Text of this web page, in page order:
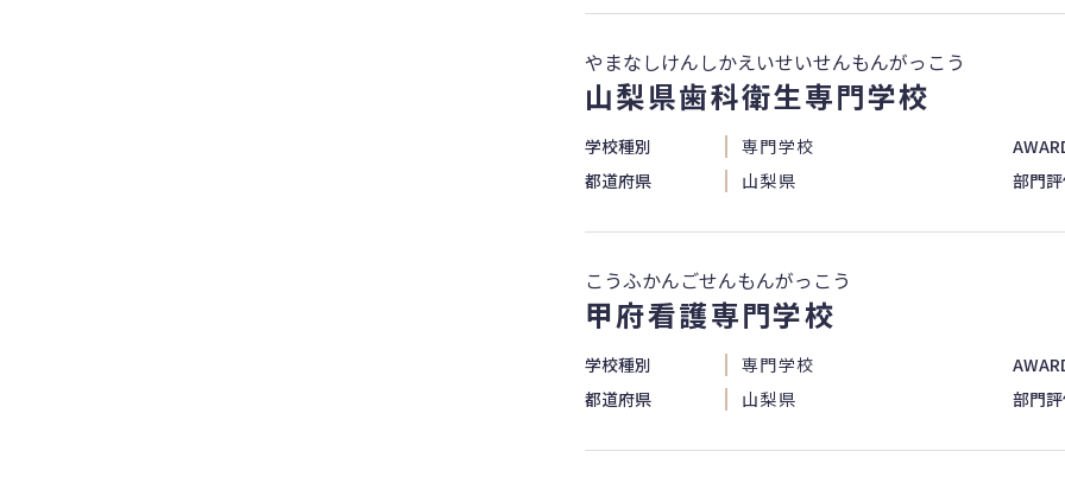
やまなしけんしかえいせいせんもんがっこう
山梨県歯科衛生専門学校
学校種別 専門学校
都道府県
山梨県 部門
こうふかんごせんもんがっこう
甲府看護専門学校
学校種別 専門学校
都道府県
山梨県 部門